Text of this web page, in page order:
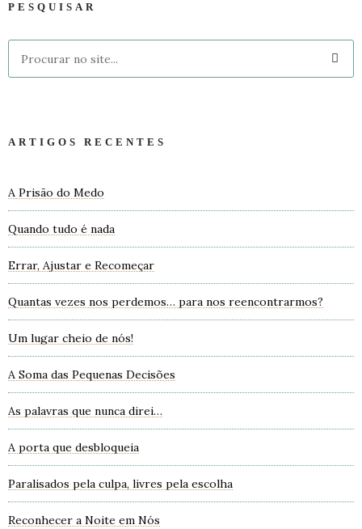
PESQUISAR
ARTIGOS RECENTES
A Prisão do Medo
Quando tudo é nada
Errar, Ajustar e Recomeçar
Quantas vezes nos perdemos… para nos reencontrarmos?
Um lugar cheio de nós!
A Soma das Pequenas Decisões
As palavras que nunca direi…
A porta que desbloqueia
Paralisados pela culpa, livres pela escolha
Reconhecer a Noite em Nós